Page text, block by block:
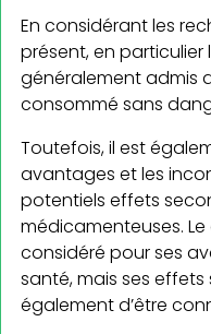
En considérant les
présent, en particulier
généralement admis
consommé sans
Toutefois, il est
avantages et les
potentiels effets
médicamenteuses.
considéré pour ses
santé, mais ses
également d’être